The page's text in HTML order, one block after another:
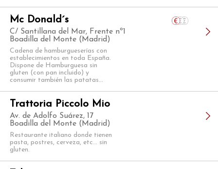
Mc Donald´s
C/ Santillana del Mar, Frente nº1
Boadilla del Monte (Madrid)
Cadena de hamburgueserías con
establecimientos en toda España.
Dispone de Hamburguesa sin
gluten (con pan incluido) y
consumir también las patatas...
Trattoria Piccolo Mio
Av. de Adolfo Suárez, 17
Boadilla del Monte (Madrid)
Restaurante italiano donde tienen
pasta, postres, cerveza, etc... sin
gluten.